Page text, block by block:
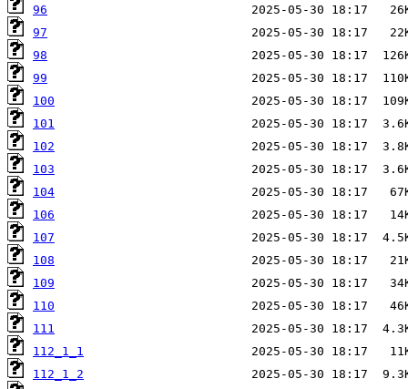
96
97
98
99
100
101
102
103
104
106
107
108
109
110
111
112_1_1
112_1_2